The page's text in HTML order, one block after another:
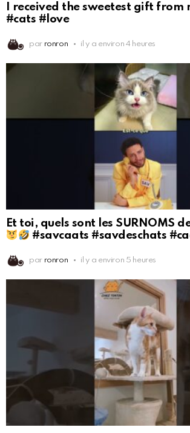
I received the sweetest gift from
#cats #love
par ronron il y a environ 4 heures
Et toi, quels sont les SURNOMS
#savcaats #savdeschats
par ronron il y a environ 5 heures